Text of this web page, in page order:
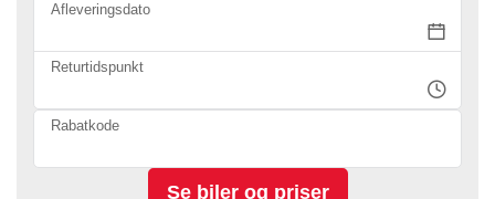
Afleveringsdato
Returtidspunkt
Rabatkode